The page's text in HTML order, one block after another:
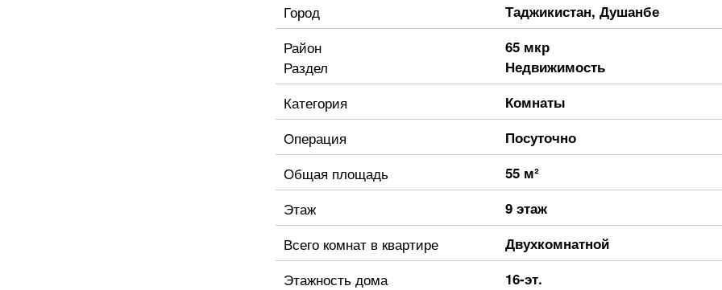
Город Таджикистан, Душанбе
Район 65 мкр
Раздел Недвижимость
Категория Комнаты
Операция Посуточно
Общая площадь 55 м²
Этаж 9 этаж
Всего комнат в квартире Двухкомнатной
Этажность дома 16-эт.